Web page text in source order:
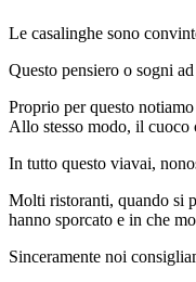
Le casalinghe sono
Questo pensiero o sogni
Proprio per questo
Allo stesso modo, il cuoco
In tutto questo viavai,
Molti ristoranti, quando si
hanno sporcato e in che
Sinceramente noi